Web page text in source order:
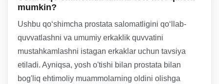
mumkin?
Ushbu qo‘shimcha prostata salomatligini qo‘llab-
quvvatlashni va umumiy erkaklik quvvatini
mustahkamlashni istagan erkaklar uchun tavsiya
etiladi. Ayniqsa, yosh o'tishi bilan prostata bilan
bog'liq ehtimoliy muammolarning oldini olishga